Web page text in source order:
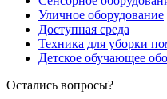
Уличное оборудование
Доступная среда
Техника для уборки
Детское обучающее
Остались вопросы?